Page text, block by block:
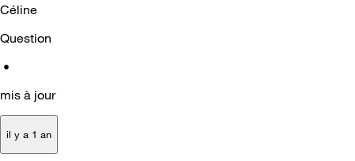
Céline
Question
•
mis à jour
il y a 1 an